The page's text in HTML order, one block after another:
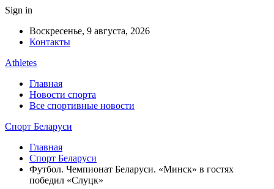
Sign in
Воскресенье, 9 августа, 2026
Контакты
Athletes
Главная
Новости спорта
Все спортивные новости
Спорт Беларуси
Главная
Спорт Беларуси
Футбол. Чемпионат Беларуси. «Минск» в гостях
победил «Слуцк»